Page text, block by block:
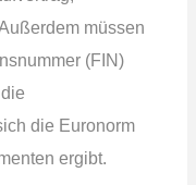
müssen
(FIN)
die Euronorm
ergibt.